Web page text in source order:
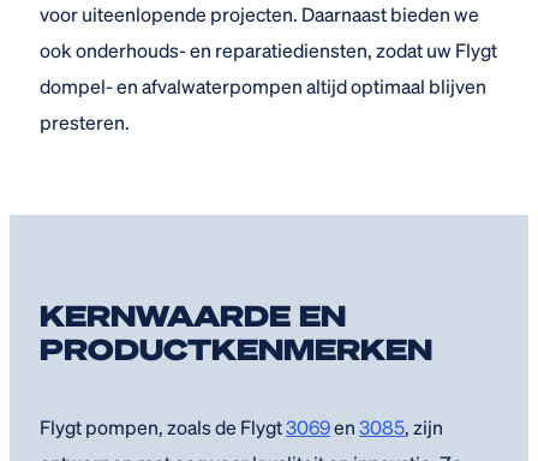
voor uiteenlopende projecten. Daarnaast bieden we
ook onderhouds- en reparatiediensten, zodat uw Flygt
dompel- en afvalwaterpompen altijd optimaal blijven
presteren.
KERNWAARDE EN
PRODUCTKENMERKEN
Flygt pompen, zoals de Flygt3069en3085, zijn